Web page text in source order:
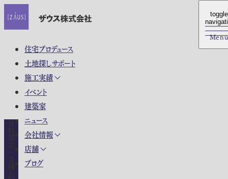
住宅プロデュース
土地探しサポート
施工実績
イベント
建築家
ニュース
会社情報
店舗
ブログ
toggle
Menu
toggle
Menu